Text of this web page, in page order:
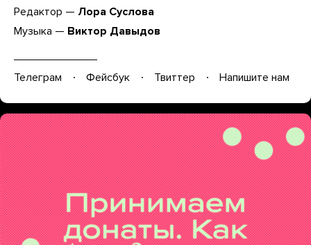
Редактор — Лора Суслова
Музыка — Виктор Давыдов
Телеграм Фейсбук Твиттер Напишите нам